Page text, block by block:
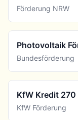
Förderung NRW
Photovoltaik
Bundesförderung
KfW Kredit 270
KfW Förderung